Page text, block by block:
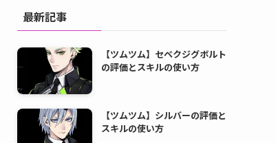
最新記事
【ツムツム】セベクジグボルト
の評価とスキルの使い方
【ツムツム】シルバーの評価と
スキルの使い方